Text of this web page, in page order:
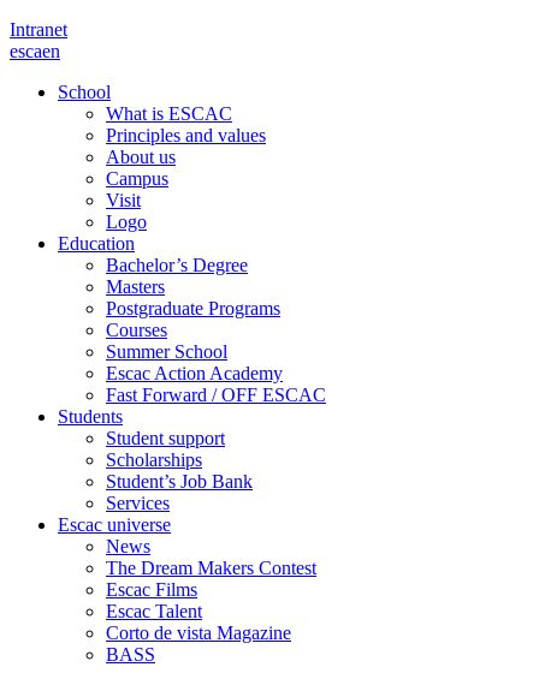
Intranet
escaen
School
What is ESCAC
Principles and values
About us
Campus
Visit
Logo
Education
Bachelor’s Degree
Masters
Postgraduate Programs
Courses
Summer School
Escac Action Academy
Fast Forward / OFF ESCAC
Students
Student support
Scholarships
Student’s Job Bank
Services
Escac universe
News
The Dream Makers Contest
Escac Films
Escac Talent
Corto de vista Magazine
BASS